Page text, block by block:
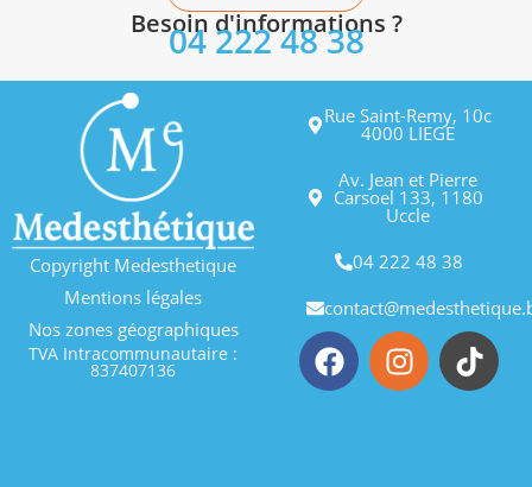
Besoin d'informations ?
04 222 48 38
Copyright Medesthetique
Mentions légales
Nos zones géographiques
TVA Intracommunautaire :
837407136
Rue Saint-Remy, 10c
4000 LIEGE
Av. Jean et Pierre
Carsoel 133, 1180
Uccle
04 222 48 38